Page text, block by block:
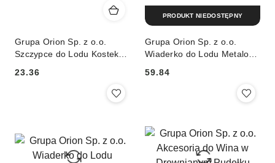
Grupa Orion Sp. z o.o.
Szczypce do Lodu Kostek
Eleganckie 15 cm EH
Cena:
23.36
Grupa Orion Sp. z o.o.
Wiaderko do Lodu Metalowe
Cena:
59.84
PRODUKT NIEDOSTĘPNY